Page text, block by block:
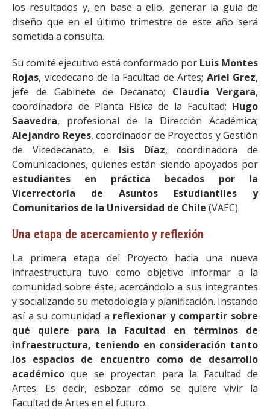
los resultados y, en base a ello, generar la guía de
diseño que en el último trimestre de este año será
sometida a consulta.
Su comité ejecutivo está conformado por Luis Montes
Rojas, vicedecano de la Facultad de Artes; Ariel Grez,
jefe de Gabinete de Decanato; Claudia Vergara,
coordinadora de Planta Física de la Facultad; Hugo
Saavedra, profesional de la Dirección Académica;
Alejandro Reyes, coordinador de Proyectos y Gestión
de Vicedecanato, e Isis Díaz, coordinadora de
Comunicaciones, quienes están siendo apoyados por
estudiantes en práctica becados por la
Vicerrectoría de Asuntos Estudiantiles y
Comunitarios de la Universidad de Chile (VAEC).
Una etapa de acercamiento y reflexión
La primera etapa del Proyecto hacia una nueva
infraestructura tuvo como objetivo informar a la
comunidad sobre éste, acercándolo a sus integrantes
y socializando su metodología y planificación. Instando
así a su comunidad a reflexionar y compartir sobre
qué quiere para la Facultad en términos de
infraestructura, teniendo en consideración tanto
los espacios de encuentro como de desarrollo
académico que se proyectan para la Facultad de
Artes. Es decir, esbozar cómo se quiere vivir la
Facultad de Artes en el futuro.